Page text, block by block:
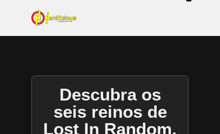
Descubra os
seis reinos de
Lost In Random,